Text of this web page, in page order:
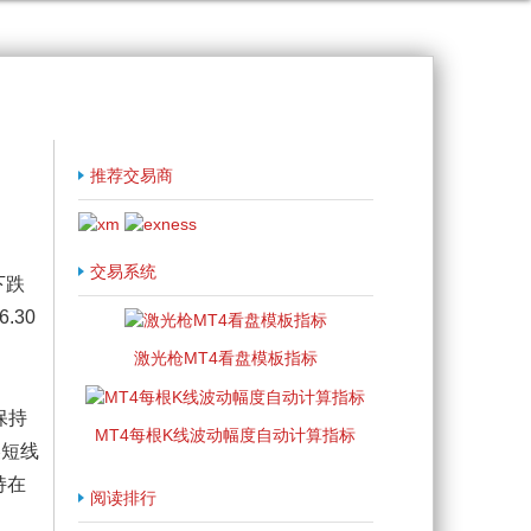
跌
持
线
在
推荐交易商
交易系统
激光枪MT4看盘模板指标
MT4每根K线波动幅度自动计算指标
阅读排行